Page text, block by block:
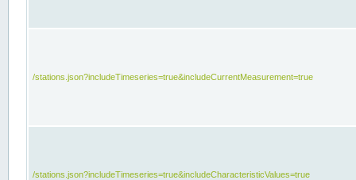
/stations.json?includeTimeseries=true&includeCurrentMeasurement=true
/stations.json?includeTimeseries=true&includeCharacteristicValues=true